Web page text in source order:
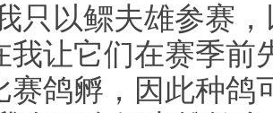
只以鳏夫雄参赛
我让它们在赛季前
赛鸽孵，因此种鸽